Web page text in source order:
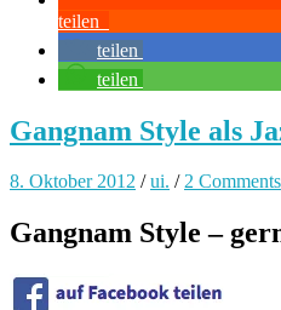
teilen
teilen
teilen
Gangnam Style als
8. Oktober 2012 /ui. /2 Comments
Gangnam Style –